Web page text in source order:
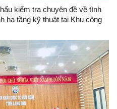
kiểm tra chuyên đề về tình
hạ tầng kỹ thuật tại Khu công